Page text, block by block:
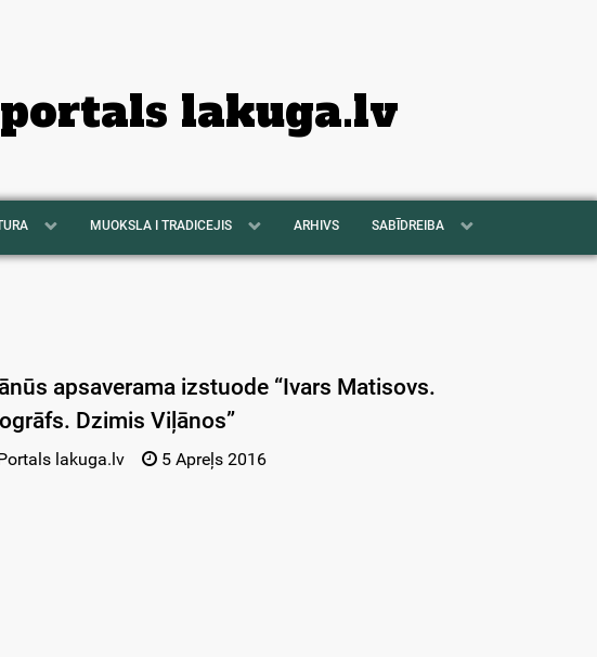
lakuga.lv
MUOKSLA I TRADICEJIS ARHIVS SABĪDREIBA
apsaverama izstuode “Ivars Matisovs.
Dzimis Viļānos”
lakuga.lv 5 Apreļs 2016